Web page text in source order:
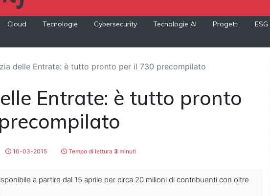
Cloud Tecnologie Cybersecurity Tecnologie AI Progetti ESG
delle Entrate: è tutto pronto per il 730 precompilato
Entrate: è tutto pronto
10-03-2015 Tempo di lettura 3 minuti
a partire dal 15 aprile per circa 20 milioni di contribuenti con oltre